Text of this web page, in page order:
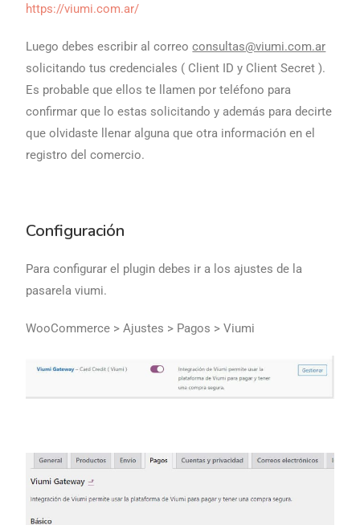
https://viumi.com.ar/
Luego debes escribir al correoconsultas@viumi.com.ar
solicitando tus credenciales ( Client ID y Client Secret ).
Es probable que ellos te llamen por teléfono para
confirmar que lo estas solicitando y además para decirte
que olvidaste llenar alguna que otra información en el
registro del comercio.
Configuración
Para configurar el plugin debes ir a los ajustes de la
pasarela viumi.
WooCommerce > Ajustes > Pagos > Viumi